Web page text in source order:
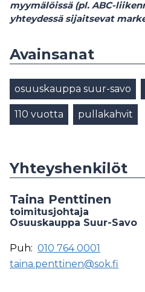
myymälöissä (pl. ABC-
yhteydessä sijaitsevat
Avainsanat
osuuskauppa suur-savo
110 vuotta pullakahvit
Yhteyshenkilöt
Taina Penttinen
toimitusjohtaja
Osuuskauppa Suur-Savo
Puh: 010 764 0001
taina.penttinen@sok.fi